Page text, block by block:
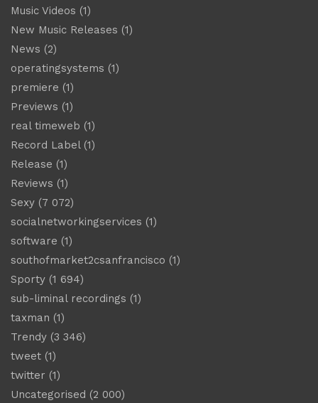
Music Videos (1)
New Music Releases (1)
News (2)
operatingsystems (1)
premiere (1)
Previews (1)
real timeweb (1)
Record Label(1)
Release (1)
Reviews (1)
Sexy (7 072)
socialnetworkingservices (1)
software (1)
southofmarket2csanfrancisco (1)
Sporty (1 694)
sub-liminal recordings (1)
taxman (1)
Trendy (3 346)
tweet (1)
twitter (1)
Uncategorised (2 000)